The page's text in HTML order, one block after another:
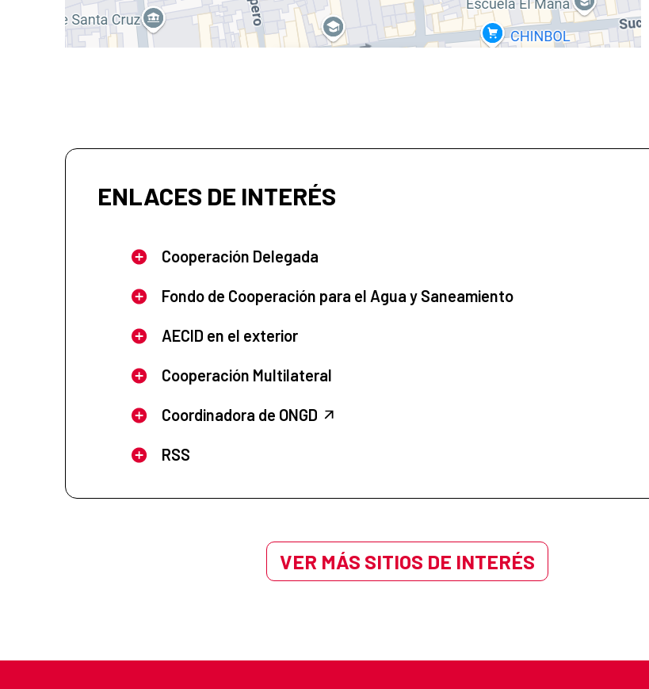
ENLACES DE INTERÉS
Cooperación Delegada
Fondo de Cooperación para el Agua y Saneamiento
AECID en el exterior
Cooperación Multilateral
Coordinadora de ONGD
RSS
VER MÁS SITIOS DE INTERÉS